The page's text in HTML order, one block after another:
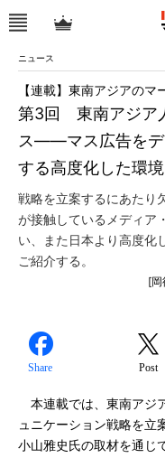
ニュース
第3回 東南アジア
ス――マス広告をデ
する高度化した環境
【連載】東南アジアの
戦略を立案するにあたり
が接触しているメディア
い、また日本より高度化
ご紹介する。
[
Share Post
本連載では、東南アジ
ュニケーション戦略を立
小山雅史氏の取材を通じ